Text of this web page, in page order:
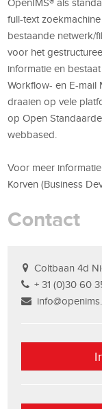
OpenIMS® als
full-text
bestaande netwerk/
voor het
informatie en
Workflow- en E-mail
draaien op vele
op Open
webbased.
Voor meer
Korven (Business
Contact
Coltbaan 4d
+ 31 (0)30 60